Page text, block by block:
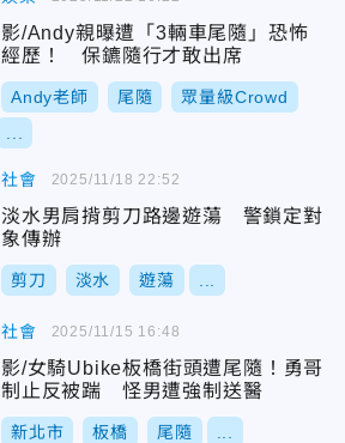
影/Andy親曝遭「3輛車尾隨」恐怖
經歷！ 保鑣隨行才敢出席
Andy老師 尾隨 眾量級Crowd
社會
淡水男肩揹剪刀路邊遊蕩 警鎖定對
象傳辦
剪刀 淡水 遊蕩
2025/11/18 22:52
社會
影/女騎Ubike板橋街頭遭尾隨！勇哥
制止反被踹 怪男遭強制送醫
新北市 板橋 尾隨
2025/11/15 16:48